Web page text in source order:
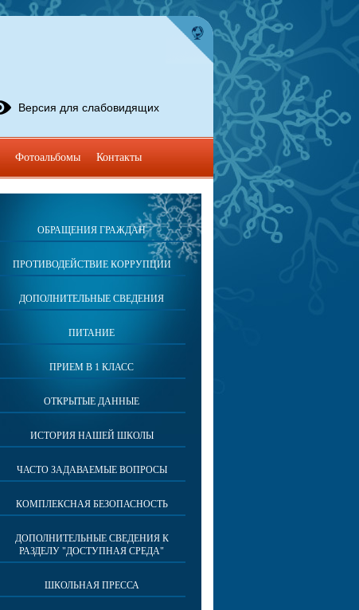
ОБРАЩЕНИЯ ГРАЖДАН
ПРОТИВОДЕЙСТВИЕ КОРРУПЦИИ
ДОПОЛНИТЕЛЬНЫЕ СВЕДЕНИЯ
ПИТАНИЕ
ПРИЕМ В 1 КЛАСС
ОТКРЫТЫЕ ДАННЫЕ
ИСТОРИЯ НАШЕЙ ШКОЛЫ
ЧАСТО ЗАДАВАЕМЫЕ ВОПРОСЫ
КОМПЛЕКСНАЯ БЕЗОПАСНОСТЬ
ДОПОЛНИТЕЛЬНЫЕ СВЕДЕНИЯ К
РАЗДЕЛУ "ДОСТУПНАЯ СРЕДА"
ШКОЛЬНАЯ ПРЕССА
Версия для слабовидящих
Фотоальбомы Контакты